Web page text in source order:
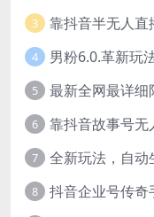
3
4
5
6 靠抖音故事号
7
8